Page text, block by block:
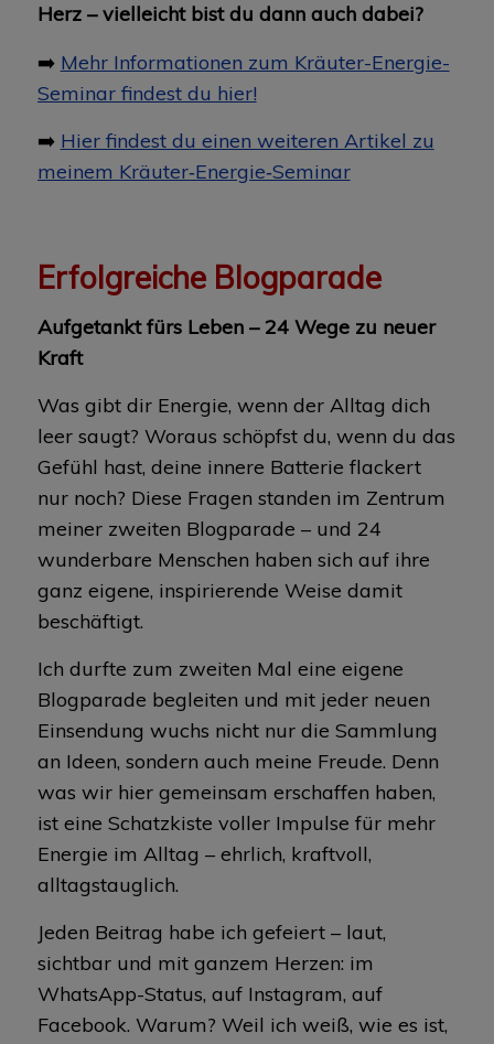
Herz – vielleicht bist du dann auch dabei?
➡️ Mehr Informationen zum Kräuter-Energie-
Seminar findest du hier!
➡️ Hier findest du einen weiteren Artikel zu
meinem Kräuter‑Energie‑Seminar
Erfolgreiche Blogparade
Aufgetankt fürs Leben – 24 Wege zu neuer
Kraft
Was gibt dir Energie, wenn der Alltag dich
leer saugt? Woraus schöpfst du, wenn du das
Gefühl hast, deine innere Batterie flackert
nur noch? Diese Fragen standen im Zentrum
meiner zweiten Blogparade – und 24
wunderbare Menschen haben sich auf ihre
ganz eigene, inspirierende Weise damit
beschäftigt.
Ich durfte zum zweiten Mal eine eigene
Blogparade begleiten und mit jeder neuen
Einsendung wuchs nicht nur die Sammlung
an Ideen, sondern auch meine Freude. Denn
was wir hier gemeinsam erschaffen haben,
ist eine Schatzkiste voller Impulse für mehr
Energie im Alltag – ehrlich, kraftvoll,
alltagstauglich.
Jeden Beitrag habe ich gefeiert – laut,
sichtbar und mit ganzem Herzen: im
WhatsApp-Status, auf Instagram, auf
Facebook. Warum? Weil ich weiß, wie es ist,